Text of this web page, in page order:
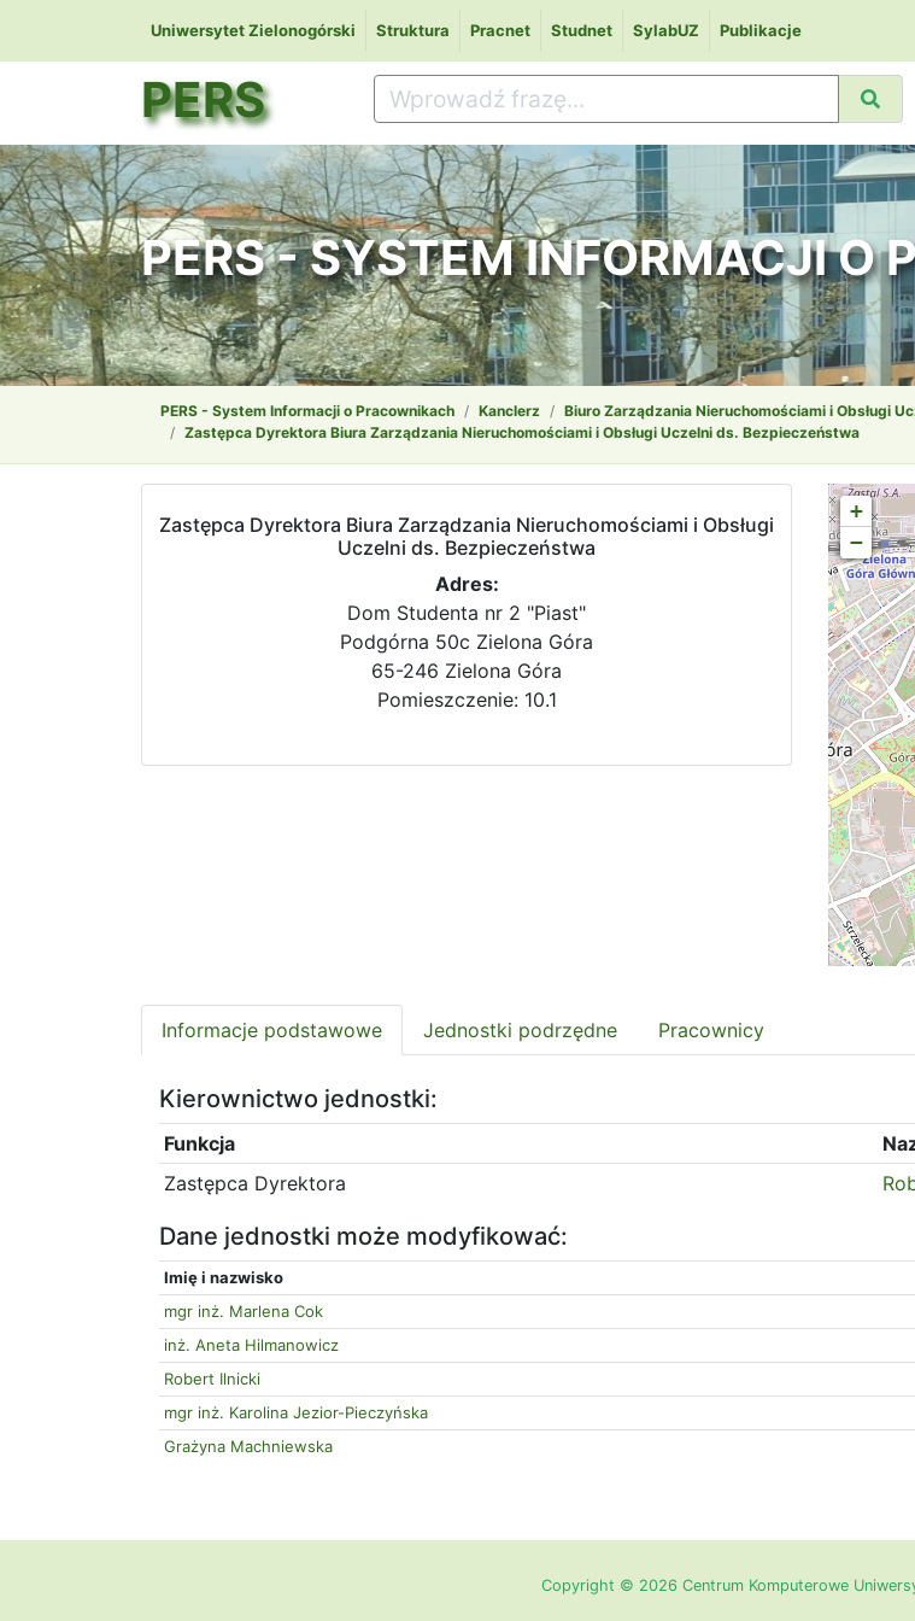
Uniwersytet Zielonogórski Struktura Pracnet Studnet SylabUZ Publikacje
PERS
PERS - SYSTEM INFORMACJI O
PERS - System Informacji o Pracownikach Kanclerz
Biuro Zarządzania Nieruchomościami i Obsługi
Zastępca Dyrektora Biura Zarządzania Nieruchomościami i Obsługi Uczelni ds. Bezpieczeństwa
Zastępca Dyrektora Biura Zarządzania Nieruchomościami i Obsługi
Uczelni ds. Bezpieczeństwa
Adres:
Dom Studenta nr 2 "Piast"
Podgórna 50c Zielona Góra
65-246 Zielona Góra
Pomieszczenie: 10.1
+
−
Informacje podstawowe Jednostki podrzędne Pracownicy
Kierownictwo jednostki:
Funkcja
Zastępca Dyrektora
Dane jednostki może modyfikować:
Imię i nazwisko
mgr inż. Marlena Cok
inż. Aneta Hilmanowicz
Robert Ilnicki
mgr inż. Karolina Jezior-Pieczyńska
Grażyna Machniewska
Copyright © 2026 Centrum Komputerowe